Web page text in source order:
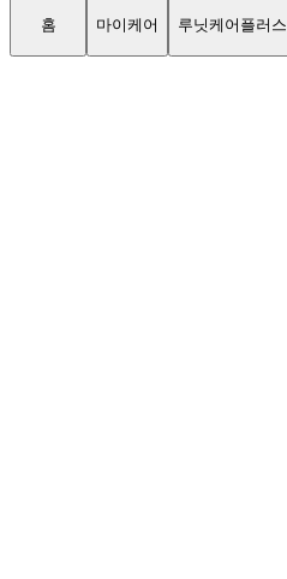
홈 마이케어 루닛케어플러스